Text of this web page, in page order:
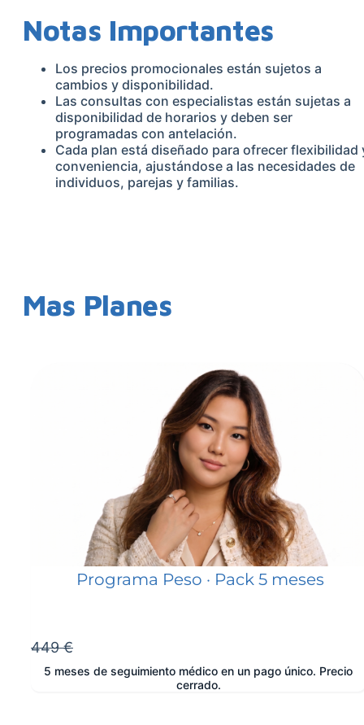
Notas Importantes
Los precios promocionales están sujetos a
cambios y disponibilidad.
Las consultas con especialistas están sujetas a
disponibilidad de horarios y deben ser
programadas con antelación.
Cada plan está diseñado para ofrecer flexibilidad
conveniencia, ajustándose a las necesidades de
individuos, parejas y familias.
Mas Planes
Programa Peso · Pack 5 meses
449 €
5 meses de seguimiento médico en un pago único. Precio
cerrado.